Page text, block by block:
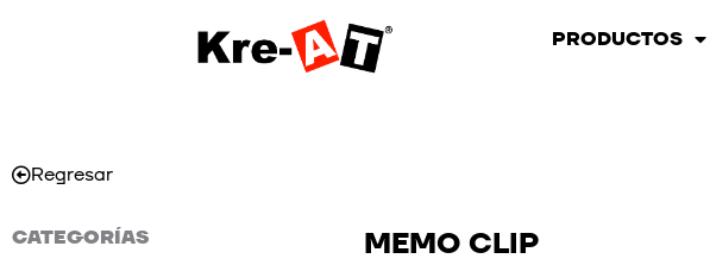
PRODUCTOS
Regresar
CATEGORÍAS MEMO CLIP